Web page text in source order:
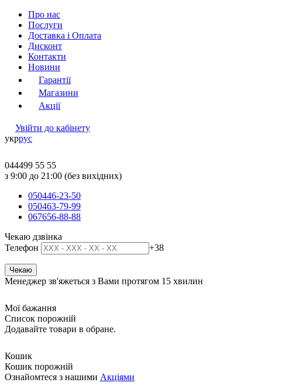
Про нас
Послуги
Доставка і Оплата
Дисконт
Контакти
Новини
Гарантії
Магазини
Акції
Увійти до кабінету
укррус
044499 55 55
з 9:00 до 21:00 (без вихідних)
050446-23-50
050463-79-99
067656-88-88
Чекаю дзвінка
Телефон
+38
Менеджер зв'яжеться з Вами протягом 15 хвилин
Мої бажання
Список порожній
Додавайте товари в обране.
Кошик
Кошик порожній
Ознайомтеся з нашими Акціями